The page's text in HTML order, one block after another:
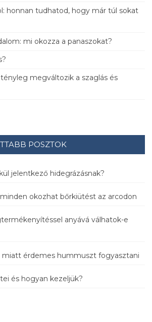
honnan tudhatod, hogy már túl sokat
mi okozza a panaszokat?
megváltozik a szaglás és
POSZTOK
jelentkező hidegrázásnak?
okozhat bőrkiütést az arcodon
anyává válhatok-e
miatt érdemes hummuszt fogyasztani
és hogyan kezeljük?